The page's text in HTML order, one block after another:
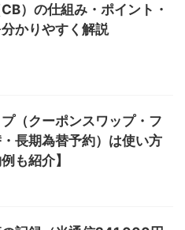
）の仕組み・ポイント・
かりやすく解説
（クーポンスワップ・フ
長期為替予約）は使い方
も紹介】